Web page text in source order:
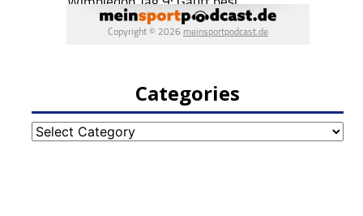
Categories
Categories